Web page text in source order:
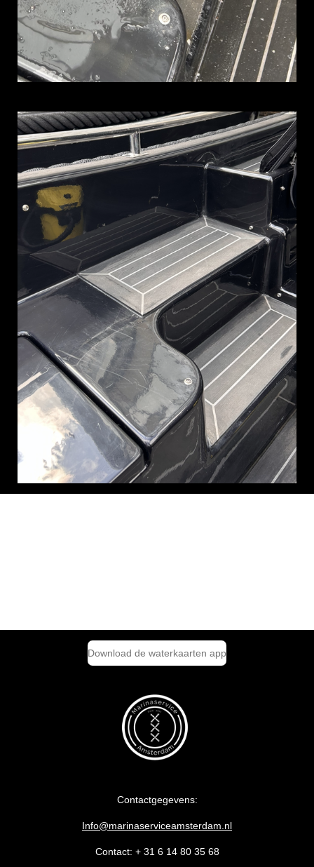
Download de waterkaarten app
Contactgegevens:
Info@marinaserviceamsterdam.nl
Contact: + 31 6 14 80 35 68